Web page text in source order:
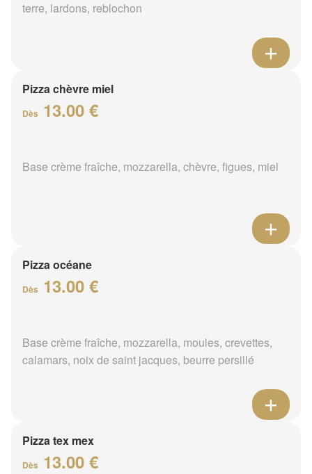
terre, lardons, reblochon
Pizza chèvre miel
Dès 13.00 €
Base crème fraîche, mozzarella, chèvre, figues, miel
Pizza océane
Dès 13.00 €
Base crème fraîche, mozzarella, moules, crevettes,
calamars, noix de saint jacques, beurre persillé
Pizza tex mex
Dès 13.00 €